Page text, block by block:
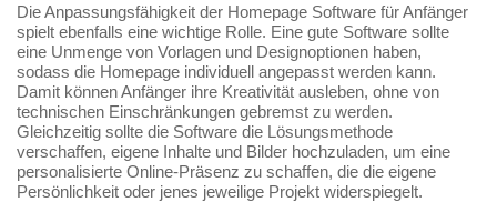
Die Anpassungsfähigkeit der Homepage Software für Anfänger
spielt ebenfalls eine wichtige Rolle. Eine gute Software sollte
eine Unmenge von Vorlagen und Designoptionen haben,
sodass die Homepage individuell angepasst werden kann.
Damit können Anfänger ihre Kreativität ausleben, ohne von
technischen Einschränkungen gebremst zu werden.
Gleichzeitig sollte die Software die Lösungsmethode
verschaffen, eigene Inhalte und Bilder hochzuladen, um eine
personalisierte Online-Präsenz zu schaffen, die die eigene
Persönlichkeit oder jenes jeweilige Projekt widerspiegelt.